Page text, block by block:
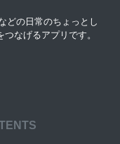
どの日常のちょっとし
なげるアプリです。